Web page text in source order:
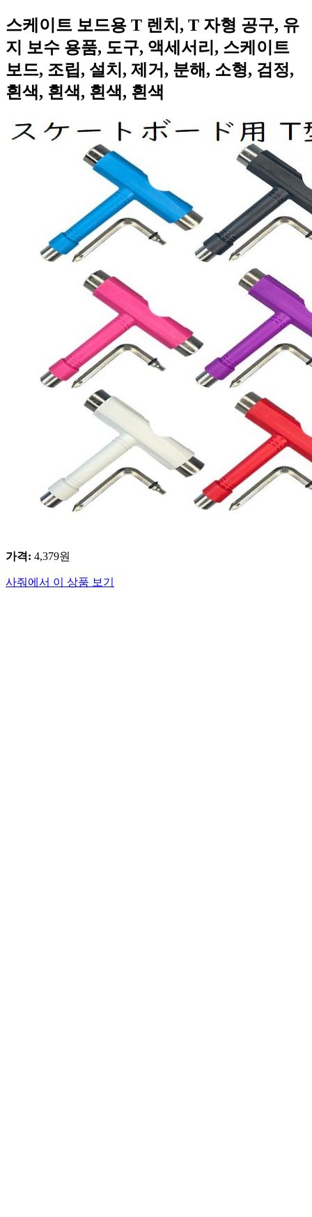
스케이트 보드용 T 렌치, T 자형 공구, 유
지 보수 용품, 도구, 액세서리, 스케이트
보드, 조립, 설치, 제거, 분해, 소형, 검정,
흰색, 흰색, 흰색, 흰색
가격: 4,379원
사줘에서 이 상품 보기